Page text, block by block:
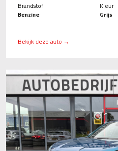
Brandstof
Benzine
Kleur
Grijs
Bekijk deze auto →